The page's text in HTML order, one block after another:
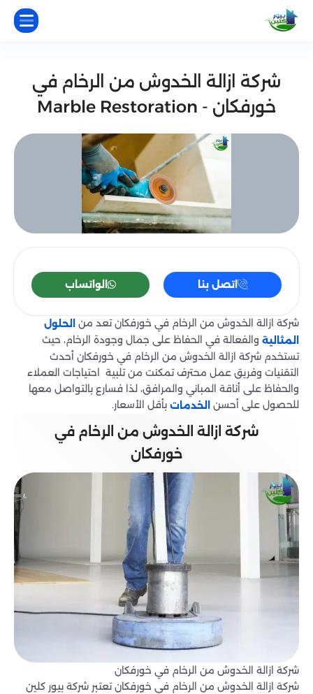
شركة ازالة الخدوش من الرخام في
خورفكان - Marble Restoration
اتصل بنا الواتساب
شركة ازالة الخدوش من الرخام في خورفكان تعد من الحلول
المثالية والفعالة في الحفاظ على جمال وجودة الرخام، حيث
تستخدم شركة ازالة الخدوش من الرخام في خورفكان أحدث
التقنيات وفريق عمل محترف تمكنت من تلبية احتياجات العملاء
والحفاظ على أناقة المباني والمرافق، لذا فسارع بالتواصل معها
للحصول على أحسن
الخدمات بأقل الأسعار.
شركة ازالة الخدوش من الرخام في
خورفكان
شركة ازالة الخدوش من الرخام في خورفكان
شركة ازالة الخدوش من الرخام في خورفكان تعتبر شركة بيور كلين